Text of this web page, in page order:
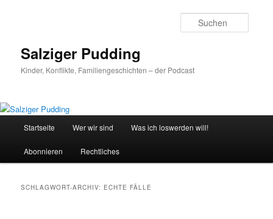
Salziger Pudding
Kinder, Konflikte, Familiengeschichten – der Podcast
Startseite Wer wir sind Was ich loswerden will!
Abonnieren Rechtliches
SCHLAGWORT-ARCHIV: ECHTE FÄLLE